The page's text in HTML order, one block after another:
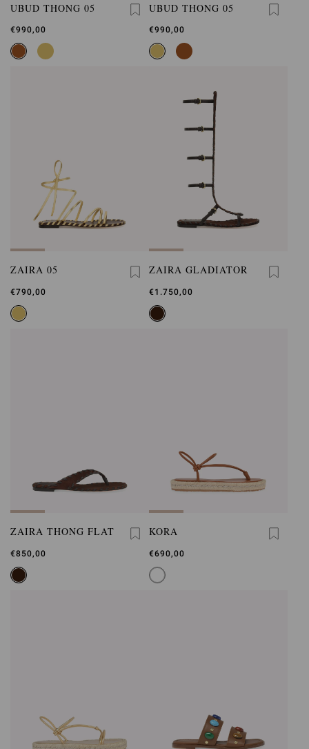
UBUD THONG 05
€990,00
UBUD THONG 05
€990,00
ZAIRA 05
€790,00
ZAIRA GLADIATOR
€1.750,00
ZAIRA THONG FLAT
€850,00
KORA
€690,00